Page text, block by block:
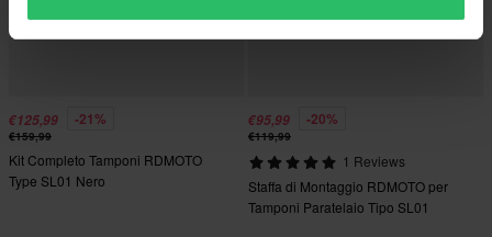
€125,99 -21%
€159,99
Kit Completo Tamponi RDMOTO
Type SL01 Nero
€95,99 -20%
€119,99
1 Reviews
Staffa di Montaggio RDMOTO per
Tamponi Paratelaio Tipo SL01